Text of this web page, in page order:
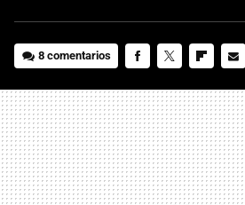
8 comentarios